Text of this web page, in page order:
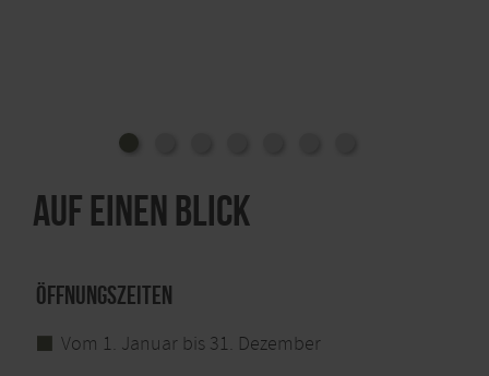
Bergbau entstandenen Aufschüttungen lockeren
ist allerdings nicht im topografischen Sinn zu
verstehen, sondern leitet sich aus dem
eigentlichen Erz ebenfalls zu Tage gefördert
Auf einen Blick
Öffnungszeiten
Vom 1. Januar bis 31. Dezember